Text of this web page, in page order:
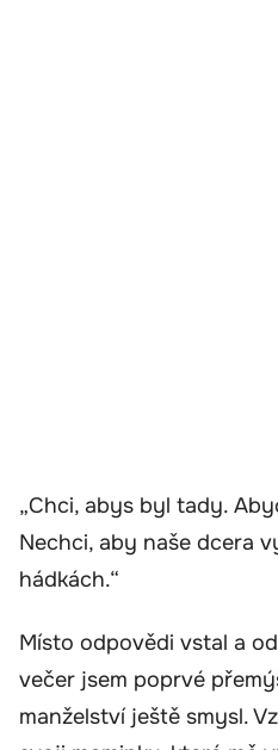
„Chci, abys byl tady.
Nechci, aby naše dcera
hádkách.“
Místo odpovědi vstal a
večer jsem poprvé
manželství ještě smysl.